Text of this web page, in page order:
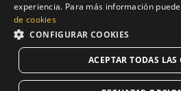
Aviso Legal
Política de
experiencia. Para más información
de cookies
CONFIGURAR COOKIES
ACEPTAR TODAS LAS